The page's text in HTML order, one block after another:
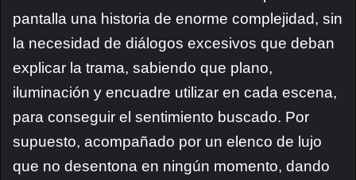
pantalla una historia de enorme complejidad, sin
la necesidad de diálogos excesivos que deban
explicar la trama, sabiendo que plano,
iluminación y encuadre utilizar en cada escena,
para conseguir el sentimiento buscado. Por
supuesto, acompañado por un elenco de lujo
que no desentona en ningún momento, dando